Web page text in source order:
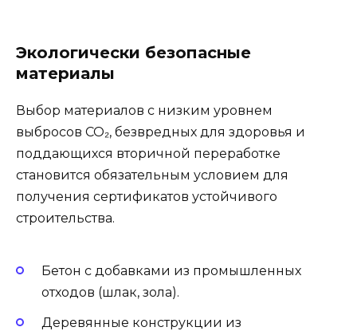
Экологически безопасные
материалы
Выбор материалов с низким уровнем
выбросов СО₂, безвредных для здоровья и
поддающихся вторичной переработке
становится обязательным условием для
получения сертификатов устойчивого
строительства.
Бетон с добавками из промышленных
отходов (шлак, зола).
Деревянные конструкции из